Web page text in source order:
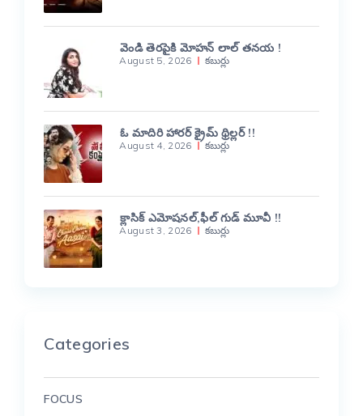
వెండి తెరపైకి మోహన్ లాల్ తనయ !
August 5, 2026 కబుర్లు
ఓ మాదిరి హారర్ క్రైమ్ థ్రిల్లర్ !!
August 4, 2026 కబుర్లు
క్లాసిక్ ఎమోషనల్,ఫీల్ గుడ్ మూవీ !!
August 3, 2026 కబుర్లు
Categories
FOCUS